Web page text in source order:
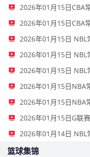
2026年01月15日CBA
2026年01月15日CBA
2026年01月15日 NBL
2026年01月15日 NBL
2026年01月15日NBA
2026年01月15日NBA
2026年01月14日 NBL
篮球集锦